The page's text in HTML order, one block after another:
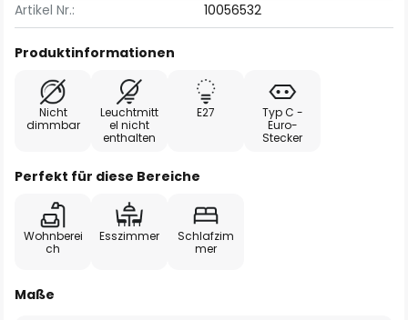
Artikel Nr.:
10056532
Produktinformationen
Nicht
dimmbar
Leuchtmitt
el nicht
enthalten
E27
Typ C -
Euro-
Stecker
Perfekt für diese Bereiche
Wohnberei
ch
Esszimmer
Schlafzim
mer
Maße